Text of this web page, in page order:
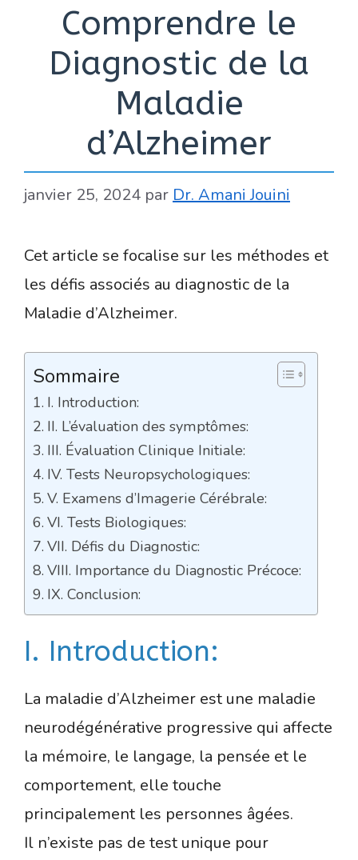
Comprendre le
Diagnostic de la
Maladie
d’Alzheimer
janvier 25, 2024 par Dr. Amani Jouini
Cet article se focalise sur les méthodes et
les défis associés au diagnostic de la
Maladie d’Alzheimer.
Sommaire
I. Introduction:
II. L’évaluation des symptômes:
III. Évaluation Clinique Initiale:
IV. Tests Neuropsychologiques:
V. Examens d’Imagerie Cérébrale:
VI. Tests Biologiques:
VII. Défis du Diagnostic:
VIII. Importance du Diagnostic Précoce:
IX. Conclusion:
I. Introduction:
La maladie d’Alzheimer est une maladie
neurodégénérative progressive qui affecte
la mémoire, le langage, la pensée et le
comportement, elle touche
principalement les personnes âgées.
Il n’existe pas de test unique pour